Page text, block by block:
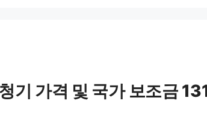
기 가격 및 국가 보조금